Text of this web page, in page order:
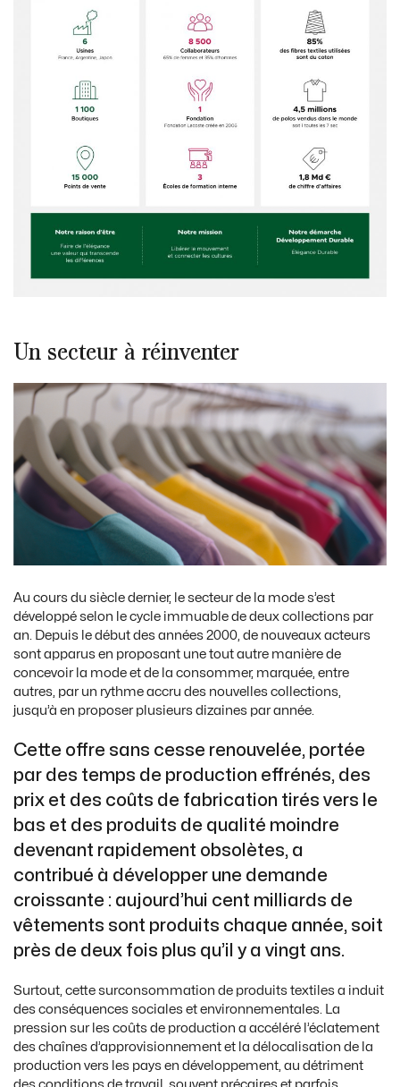
Un secteur à réinventer
Au cours du siècle dernier, le secteur de la mode s’est
développé selon le cycle immuable de deux collections par
an. Depuis le début des années 2000, de nouveaux acteurs
sont apparus en proposant une tout autre manière de
concevoir la mode et de la consommer, marquée, entre
autres, par un rythme accru des nouvelles collections,
jusqu’à en proposer plusieurs dizaines par année.
Cette offre sans cesse renouvelée, portée
par des temps de production effrénés, des
prix et des coûts de fabrication tirés vers le
bas et des produits de qualité moindre
devenant rapidement obsolètes, a
contribué à développer une demande
croissante : aujourd’hui cent milliards de
vêtements sont produits chaque année, soit
près de deux fois plus qu’il y a vingt ans.
Surtout, cette surconsommation de produits textiles a induit
des conséquences sociales et environnementales. La
pression sur les coûts de production a accéléré l’éclatement
des chaînes d’approvisionnement et la délocalisation de la
production vers les pays en développement, au détriment